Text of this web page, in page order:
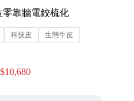
零靠牆電鉸梳化
科技皮
生態牛皮
$10,680